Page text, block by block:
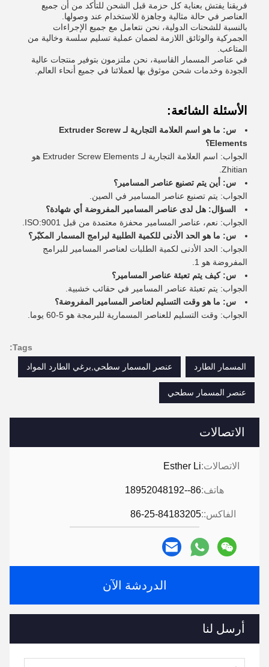
الاتصالات
الاتصالات:Esther Li
هاتف:86--18952048192
الفاكس::86-25-84183205
الدردشة الآن
أرسل لنا
فريقنا يفتش بعناية كل حزمة قبل الشحن للتأكد من أن جميع
العناصر في حالة مثالية وجاهزة للاستخدام عند وصولها.
بالنسبة للشحنات الدولية، نحن نتعامل مع جميع الإجراءات
الجمركية والوثائق اللازمة لضمان عملية تسليم سلسة وخالية من
المتاعب.
في عناصر المسمار القاسية، نحن ملتزمون بتوفير منتجات عالية
الجودة وخدمات شحن موثوق بها لعملائنا في جميع أنحاء العالم.
الأسئلة الشائعة:
س: ما هو اسم العلامة التجارية لـ Extruder Screw
Elements؟
الجواب: اسم العلامة التجارية لـ Extruder Screw Elements هو
Zhitian.
س: أين يتم تصنيع عناصر المسامير؟
الجواب: يتم تصنيع عناصر المسامير في الصين.
السؤال: هل لدى عناصر المسامير المفروضة أي شهادة؟
الجواب: نعم، عناصر المسامير محفزة معتمدة من قبل ISO:9001.
س: ما هو الحد الأدنى للكمية الطلبية لبرامج المسمار المكبّر؟
الجواب: الحد الأدنى لكمية الطلبات لعناصر المسامير للبرامج
المفروضة هو 1.
س: كيف يتم تعبئة عناصر المسامير؟
الجواب: يتم تعبئة عناصر المسامير في حقائب خشبية.
س: ما هو وقت التسليم لعناصر المسامير المفروضة؟
الجواب: وقت التسليم للعناصر المسمارية للبرمجة هو 5-60 يوما.
Tags:
المسمار الطارد
عنصر المسمار سطحي,برغي الطارد المواد
عنصر المسمار سطحي